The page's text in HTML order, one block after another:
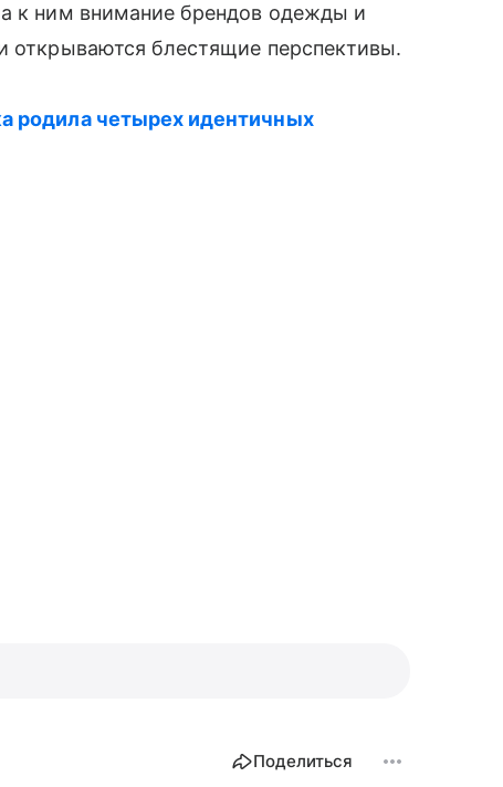
к ним внимание брендов одежды и
открываются блестящие перспективы.
родила четырех идентичных
Поделиться